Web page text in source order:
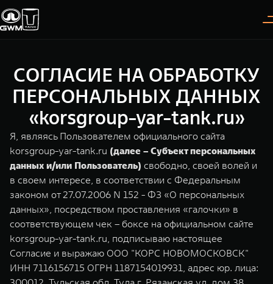
Модели
TANK 300
Следуй за открытиями
от 3 999 000 ₽
TANK 400
За пределы возможного
от 5 599 000 ₽
Покупателям
ВЫБОР АВТОМОБИЛЯ
Спецпредложения
Конфигуратор
Тест-драйв
Зарядные станции
ПОКУПКА АВТОМОБИЛЯ
TANK Финансы
Владельцам
ГАРАНТИЯ И ПОДДЕРЖКА
Гарантия
Помощь на дороге
Калькулятор ТО
Нулевое ТО
Сервис
О дилере
ИНФОРМАЦИЯ
О нас
35 лет GWM
GWM ТЕХ ДЕНЬ
Новости
СОГЛАСИЕ НА ОБРАБОТКУ
ПЕРСОНАЛЬНЫХ ДАННЫХ
«korsgroup-yar-tank.ru»
Я, являясь Пользователем официального сайта
korsgroup-yar-tank.ru (далее – Субъект персональных
данных и/или Пользователь) свободно, своей волей и
в своем интересе, в соответствии с Федеральным
законом от 27.07.2006 N 152 - ФЗ «О персональных
данных», посредством проставления «галочки» в
соответствующем чек – боксе на официальном сайте
korsgroup-yar-tank.ru, подписываю настоящее
Согласие и выражаю ООО "КОРС НОВОМОСКОВСК"
ИНН 7116156715 ОГРН 1187154019931, адрес юр. лица: